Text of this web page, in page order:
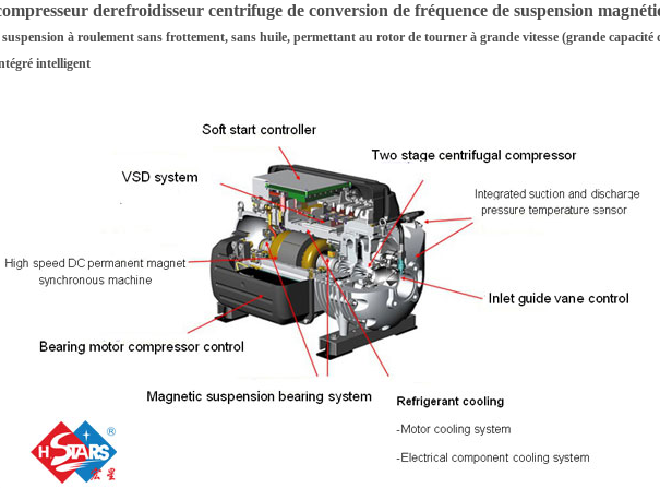
derefroidisseur centrifuge de conversion de fréquence de suspension
suspension à roulement sans frottement, sans huile, permettant au rotor de tourner à grande vitesse (grande capacité
intelligent